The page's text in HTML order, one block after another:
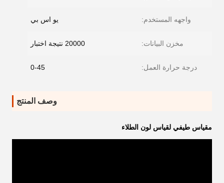
واجهه المستخدم: يو اس بي
مخزن البيانات: 20000 نتيجة اختبار
درجة حرارة العمل: 0-45
وصف المنتج
مقياس طيفي لقياس لون الطلاء